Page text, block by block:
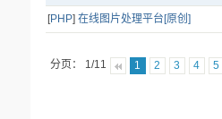
[PHP] 在线图片处理平台[原创]
分页： 1/11 1 2 3 4 5